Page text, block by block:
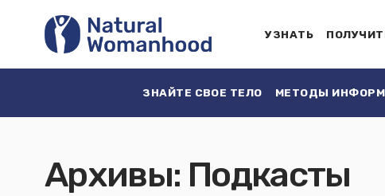
УЗНАТЬ
ЗНАЙТЕ СВОЕ ТЕЛО МЕТОДЫ
Архивы: Подкасты